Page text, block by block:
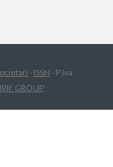
- ISSN - P.Iva
GROUP